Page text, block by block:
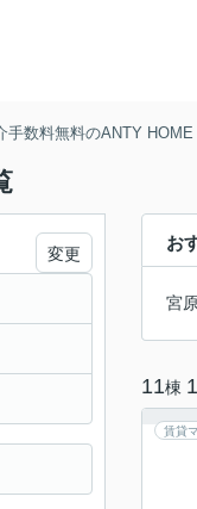
手数料無料のANTY HOME
お
宮
11棟
賃貸
変更